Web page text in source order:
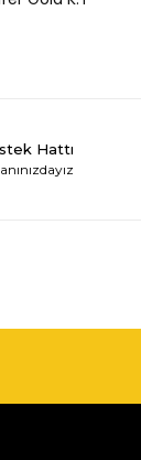
Hattı